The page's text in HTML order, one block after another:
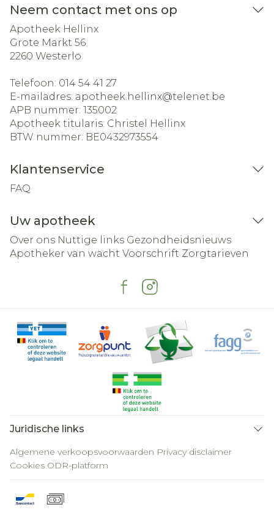
Neem contact met ons op
Apotheek Hellinx
Grote Markt 56
2260 Westerlo
Telefoon: 014 54 41 27
E-mailadres: apotheek.hellinx@telenet.be
APB nummer: 135002
Apotheek titularis: Christel Hellinx
BTW nummer: BE0432973554
Klantenservice
FAQ
Uw apotheek
Over ons Nuttige links Gezondheidsnieuws
Apotheker van wacht Voorschrift Zorgtarieven
Juridische links
Algemene verkoopsvoorwaarden Privacy disclaimer
Cookies ODR-platform